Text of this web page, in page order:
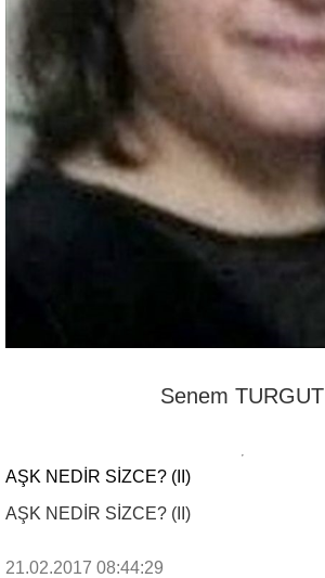
Senem TURGUT
AŞK NEDİR SİZCE? (II)
AŞK NEDİR SİZCE? (II)
21.02.2017 08:44:29